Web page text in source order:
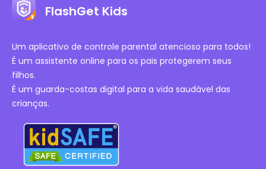
FlashGet Kids
Um aplicativo de controle parental atencioso para todos!
É um assistente online para os pais protegerem seus
filhos.
É um guarda-costas digital para a vida saudável das
crianças.